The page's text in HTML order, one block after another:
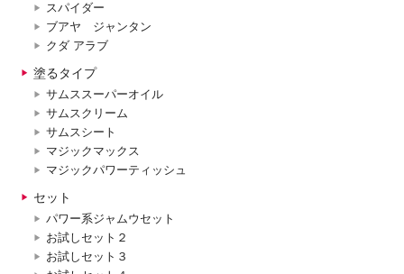
スパイダー
ブアヤ ジャンタン
クダ アラブ
塗るタイプ
サムススーパーオイル
サムスクリーム
サムスシート
マジックマックス
マジックパワーティッシュ
セット
パワー系ジャムウセット
お試しセット２
お試しセット３